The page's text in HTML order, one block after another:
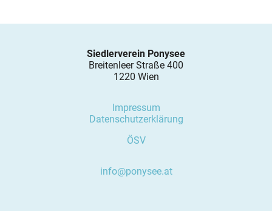
Siedlerverein Ponysee
Breitenleer Straße 400
1220 Wien
Impressum
Datenschutzerklärung
ÖSV
info@ponysee.at